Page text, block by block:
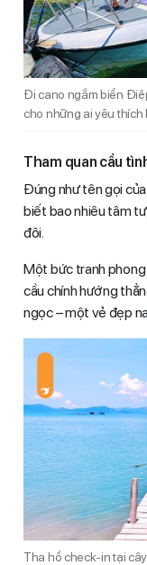
Đi cano ngắm biển
cho những ai yêu
Tham quan cầu
Đúng như tên gọi
biết bao nhiêu tâm
đôi.
Một bức tranh
cầu chính hướng
ngọc – một vẻ đẹp
Tha hồ check-in tại